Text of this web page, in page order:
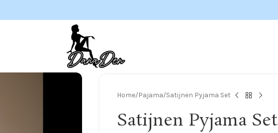
Home Pajama Satijnen Pyjama Set
Satijnen Pyjama Set